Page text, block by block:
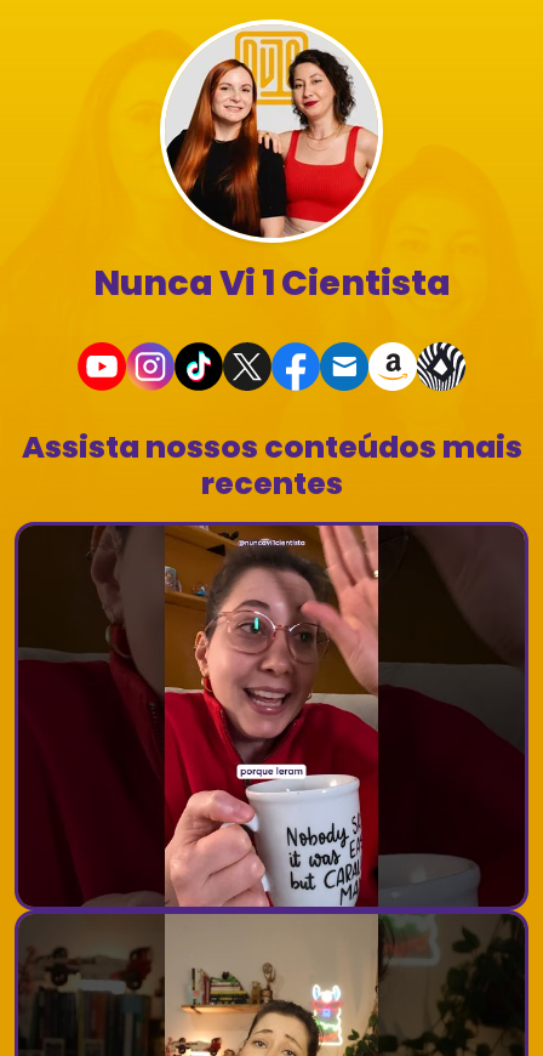
Nunca Vi 1 Cientista
Assista nossos conteúdos mais
recentes